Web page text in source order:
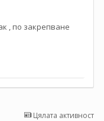
, по закрепване
Цялата активност